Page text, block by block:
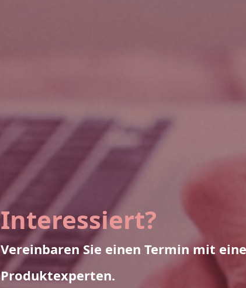
Interessiert?
Vereinbaren Sie einen Termin mit
Produktexperten.